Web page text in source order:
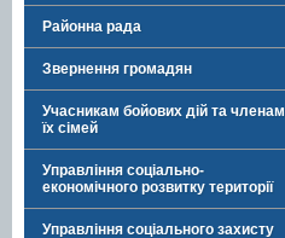
Районна рада
Звернення громадян
Учасникам бойових дій та членам
їх сімей
Управління соціально-
економічного розвитку території
Управління соціального захисту